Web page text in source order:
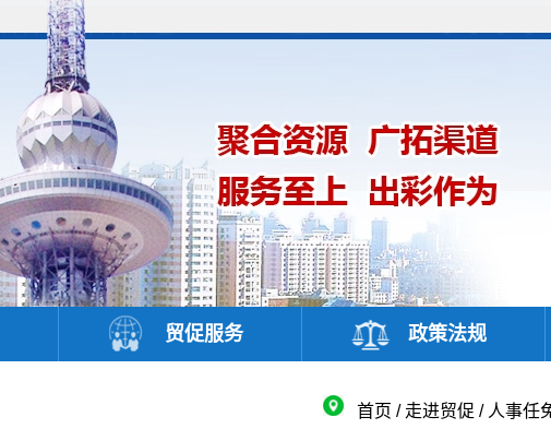
贸促服务 政策法规
首页 / 走进贸促 / 人事任